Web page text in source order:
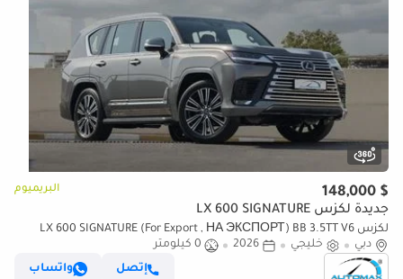
$ 148,000 البريميوم
جديدة لكزس LX 600 SIGNATURE
لكزس LX 600 SIGNATURE (For Export , НА ЭКСПОРТ) BB 3.5TT V6
AWD GCC 2026 Без пробега
دبي خليجي 2026
0 كيلومتر
إتصل
واتساب